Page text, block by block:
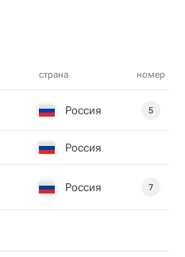
страна номер
Россия 5
Россия
Россия 7